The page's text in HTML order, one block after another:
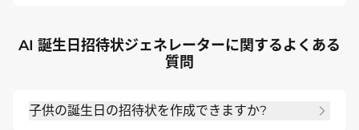
AI 誕生日招待状ジェネレーターに関するよくある
質問
子供の誕生日の招待状を作成できますか?